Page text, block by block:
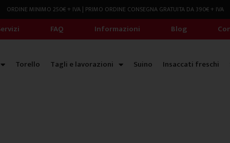
ORDINE MINIMO 250€ + IVA | PRIMO ORDINE CONSEGNA GRATUITA DA 390€ + IVA
FAQ Informazioni Blog
Torello Tagli e lavorazioni Suino Insaccati freschi